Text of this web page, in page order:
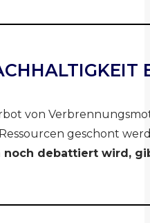
von
geschont
noch debattiert wird,